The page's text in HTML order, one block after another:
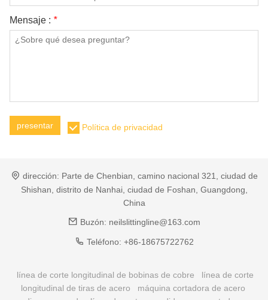
Mensaje : *
presentar Política de privacidad
dirección: Parte de Chenbian, camino nacional 321, ciudad de
Shishan, distrito de Nanhai, ciudad de Foshan, Guangdong,
China
Buzón: neilslittingline@163.com
Teléfono: +86-18675722762
línea de corte longitudinal de bobinas de cobre
línea de corte
longitudinal de tiras de acero
máquina cortadora de acero